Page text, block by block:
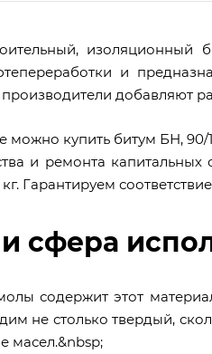
и
добавляют
можно купить битум БН, 90/
и ремонта
Гарантируем
сфера
содержит этот
не столько твердый,
масел.&nbsp;